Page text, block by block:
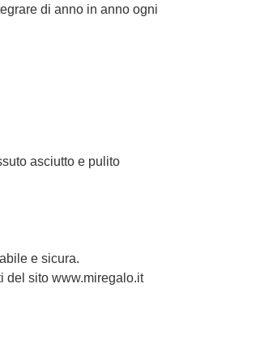
di anno in anno ogni
asciutto e pulito
e sicura.
del sito www.miregalo.it